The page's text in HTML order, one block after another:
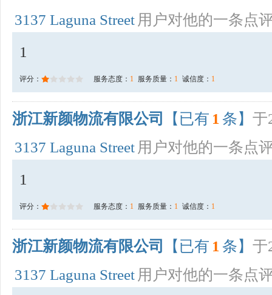
3137 Laguna Street 用户对他的一条点
1
评分： 服务态度： 1 服务质量： 1 诚信度： 1
浙江新颜物流有限公司 【已有 1 条】 于
3137 Laguna Street 用户对他的一条点
1
评分： 服务态度： 1 服务质量： 1 诚信度： 1
浙江新颜物流有限公司 【已有 1 条】 于
3137 Laguna Street 用户对他的一条点